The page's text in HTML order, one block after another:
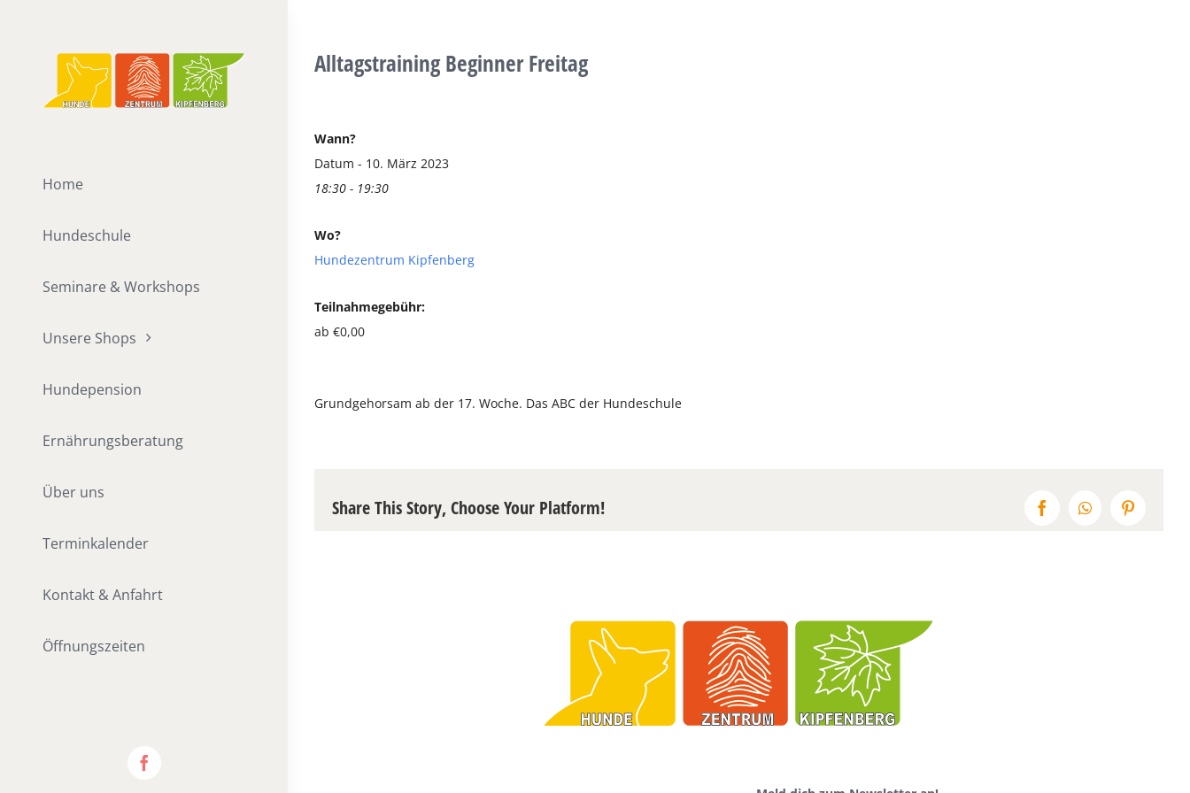
Home
Hundeschule
Seminare & Workshops
Unsere Shops
Hundepension
Ernährungsberatung
Über uns
Terminkalender
Kontakt & Anfahrt
Öffnungszeiten
Alltagstraining Beginner Freitag
Wann?
Datum - 10. März 2023
18:30 - 19:30
Wo?
Hundezentrum Kipfenberg
Teilnahmegebühr:
ab €0,00
Grundgehorsam ab der 17. Woche. Das ABC der Hundeschule
Share This Story, Choose Your Platform! FacebookWhatsAppPinterest